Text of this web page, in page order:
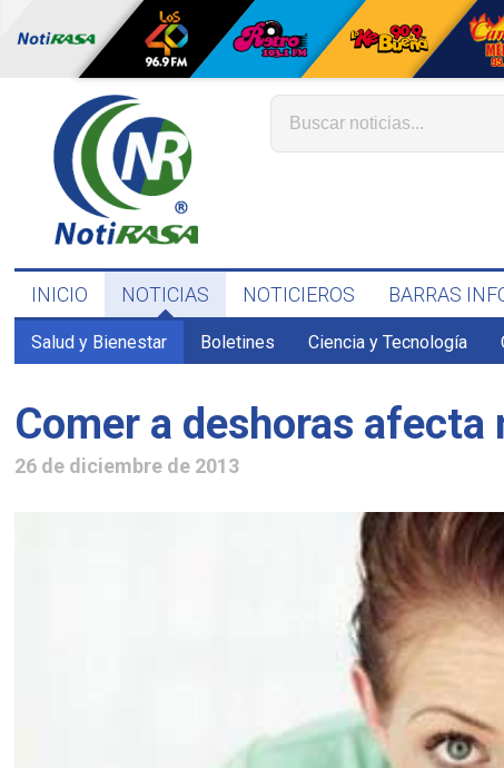
INICIO NOTICIAS NOTICIEROS BARRAS
Salud y Bienestar Boletines Ciencia y Tecnología
Comer a deshoras
26 de diciembre de 2013